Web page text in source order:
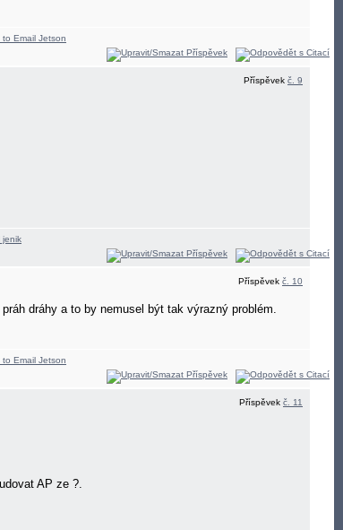
Příspěvek č. 9
Příspěvek č. 10
dráhy a to by nemusel být tak výrazný problém.
Příspěvek č. 11
AP ze ?.